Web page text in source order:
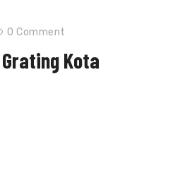
0 Comment
Kota